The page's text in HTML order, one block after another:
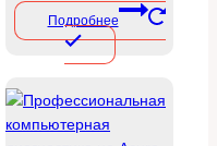
Подробнее